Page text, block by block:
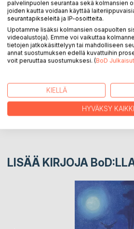
aamuun ja läpi maailmankaikkeuden,
pysytään ihan lähellä koko ajan.
KIRJAILIJA
LUKIJA-ARVOSTELUT
LISÄÄ KIRJOJA Bo
palvelinpuolen seurantaa sekä kolmansien
joiden kautta voidaan käyttää
seurantapikseleitä ja IP-osoitteita.
Upotamme lisäksi kolmansien osapuolten
videoalustoja). Emme voi vaikuttaa
tietojen jatkokäsittelyyn tai mahdolliseen
annat suostumuksen edellä kuvattuihin
voit peruuttaa suostumuksesi. (BoD
KIELLÄ
HYVÄKSY KAIKKI